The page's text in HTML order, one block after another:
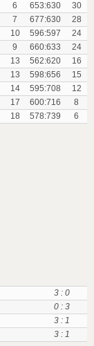
6 653:630
30
7 677:630
28
10 596:597
24
9 660:633
24
13 562:620
16
13 598:656
15
14 595:708
12
17 600:716
8
18 578:739 6
3 : 0
0 : 3
3 : 1
3 : 1